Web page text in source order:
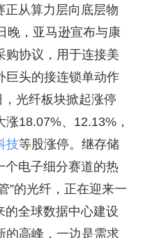
正从算力层向底层物
晚，亚马逊宣布与康
购协议，用于连接美
巨头的接连锁单动作
光纤板块掀起涨停
涨18.07%、12.13%，
技等股涨停。继存储
个电子细分赛道的热
”的光纤，正在迎来一
的全球数据中心建设
的高峰，一边是需求